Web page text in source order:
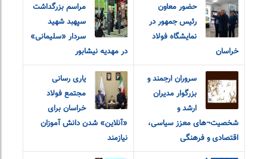
حضور معاون
رئیس جمهور در
نمایشگاه فولاد
خراسان
مراسم بزرگداشت
سپهبد شهید
سردار «سلیمانی»
در مهدیه نیشابور
سروران ارجمند و
بزرگوار مدیران
ارشد و
شخصیت¬های معزز سیاسی،
اقتصادی و فرهنگی
یاری رسانی
مجتمع فولاد
خراسان برای
«آنلاین» شدن دانش آموزان
نیازمند